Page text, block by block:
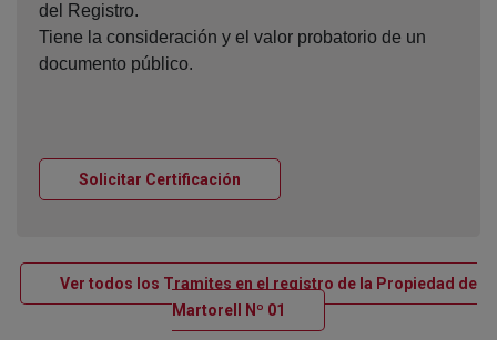
del Registro.
Tiene la consideración y el valor probatorio de un
documento público.
Solicitar Certificación
Ver todos los Tramites en el registro de la Propiedad de
Martorell Nº 01
Ventana nueva